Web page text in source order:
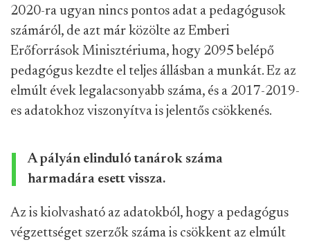
2020-ra ugyan nincs pontos adat a pedagógusok
számáról, de azt már közölte az Emberi
Erőforrások Minisztériuma, hogy 2095 belépő
pedagógus kezdte el teljes állásban a munkát. Ez az
elmúlt évek legalacsonyabb száma, és a 2017-2019-
es adatokhoz viszonyítva is jelentős csökkenés.
A pályán elinduló tanárok száma
harmadára esett vissza.
Az is kiolvasható az adatokból, hogy a pedagógus
végzettséget szerzők száma is csökkent az elmúlt